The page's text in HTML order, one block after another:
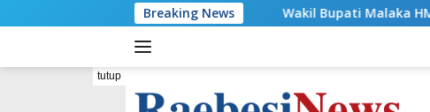
ke
Breaking News
Wakil Bupati Malaka HMS Tinjau Kelompok
tutup